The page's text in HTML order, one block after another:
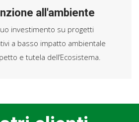
all'ambiente
investimento su progetti
a basso impatto ambientale
e tutela dell’Ecosistema.